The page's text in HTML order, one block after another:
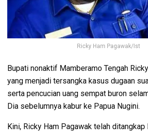
Ricky Ham Pagawak/Ist
Bupati nonaktif Mamberamo Tengah
yang menjadi tersangka kasus dugaan
serta pencucian uang sempat buron
Dia sebelumnya kabur ke Papua Nugini.
Kini, Ricky Ham Pagawak telah ditangkap